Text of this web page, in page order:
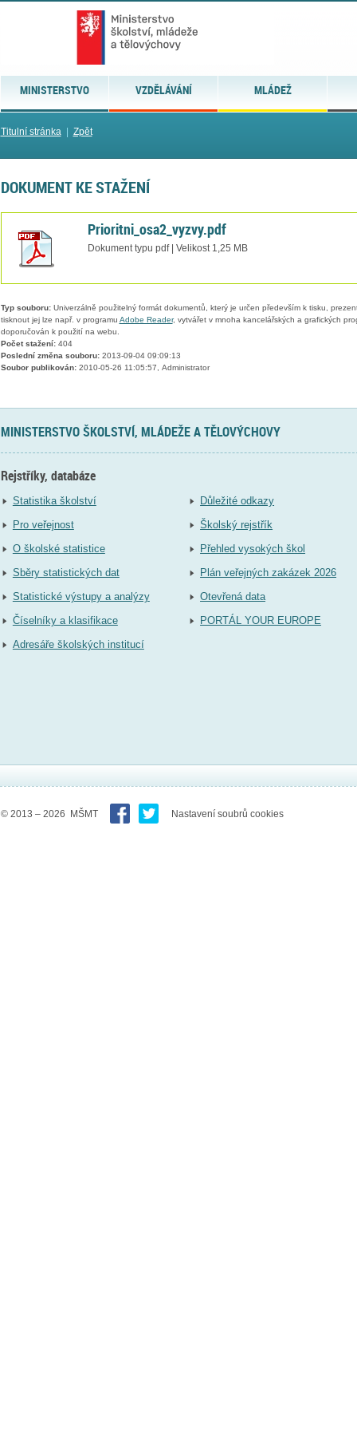
MINISTERSTVO VZDĚLÁVÁNÍ MLÁDEŽ
Titulní stránka| Zpět
DOKUMENT KE STAŽENÍ
Prioritni_osa2_vyzvy.pdf
Dokument typu pdf | Velikost 1,25 MB
Typ souboru:Univerzálně použitelný formát dokumentů, který je určen především k tisku,
tisknout jej lze např. v programu Adobe Reader, vytvářet v mnoha kancelářských a grafických
doporučován k použití na webu.
Počet stažení:404
Poslední změna souboru:2013-09-04 09:09:13
Soubor publikován:2010-05-26 11:05:57, Administrator
MINISTERSTVO ŠKOLSTVÍ, MLÁDEŽE A TĚLOVÝCHOVY
Rejstříky, databáze
Statistika školství
Pro veřejnost
O školské statistice
Sběry statistických dat
Statistické výstupy a analýzy
Číselníky a klasifikace
Adresáře školských institucí
Důležité odkazy
Školský rejstřík
Přehled vysokých škol
Plán veřejných zakázek 2026
Otevřená data
PORTÁL YOUR EUROPE
© 2013 – 2026 MŠMT Nastavení soubrů cookies